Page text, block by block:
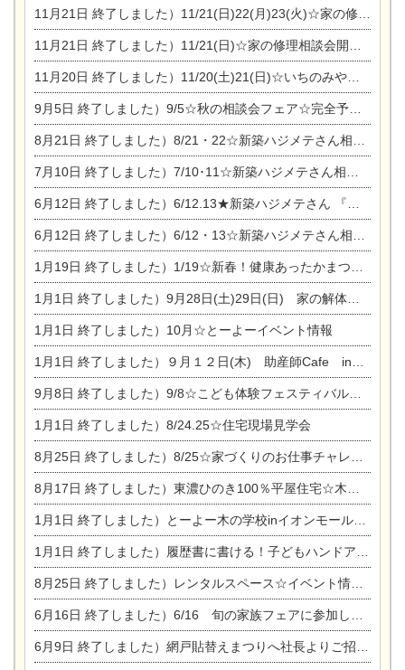
11月21日 終了しました）11/21(日)22(月)23(火)☆家の修理まつり＆増改築リフォーム相談会
11月21日 終了しました）11/21(日)☆家の修理相談会開催 in 扶桑オークビレッジ
11月20日 終了しました）11/20(土)21(日)☆いちのみや逸品市に出店します【ひのきのバラ販売】
9月5日 終了しました）9/5☆秋の相談会フェア☆完全予約制
8月21日 終了しました）8/21・22☆新築ハジメテさん相談会 『集まれ！農地に家を建てたい人！』
7月10日 終了しました）7/10･11☆新築ハジメテさん相談会 『集まれ！農地に家を建てたい人！』完全予約制
6月12日 終了しました）6/12.13★新築ハジメテさん 『木の家 現場体感見学会』
6月12日 終了しました）6/12・13☆新築ハジメテさん相談会『今ある土地に家を建てる際の注意点』
1月19日 終了しました）1/19☆新春！健康あったかまつり＆増改築リフォームまつり
1月1日 終了しました）9月28日(土)29日(日) 家の解体なんでも相談会
1月1日 終了しました）10月☆とーよーイベント情報
1月1日 終了しました）９月１２日(木) 助産師Cafe in東陽住建
9月8日 終了しました）9/8☆こども体験フェスティバル☆一宮市民会館
1月1日 終了しました）8/24.25☆住宅現場見学会
8月25日 終了しました）8/25☆家づくりのお仕事チャレンジ
8月17日 終了しました）東濃ひのき100％平屋住宅☆木の家完成見学会
1月1日 終了しました）とーよー木の学校inイオンモール木曽川
1月1日 終了しました）履歴書に書ける！子どもハンドアロマ講座☆
8月25日 終了しました）レンタルスペース☆イベント情報☆チャイルドアロマセラピスト
6月16日 終了しました）6/16 旬の家族フェアに参加します☆
6月9日 終了しました）網戸貼替えまつりへ社長よりご招待です♪